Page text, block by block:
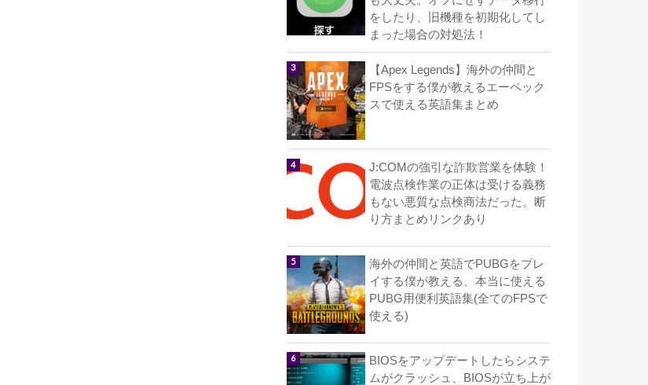
をしたり、旧機種を初期化してし
まった場合の対処法！
【Apex Legends】海外の仲間と
FPSをする僕が教えるエーペック
スで使える英語集まとめ
J:COMの強引な詐欺営業を体験！
電波点検作業の正体は受ける義務
もない悪質な点検商法だった。断
り方まとめリンクあり
海外の仲間と英語でPUBGをプレ
イする僕が教える、本当に使える
PUBG用便利英語集(全てのFPSで
使える)
BIOSをアップデートしたらシステ
ムがクラッシュ、BIOSが立ち上が